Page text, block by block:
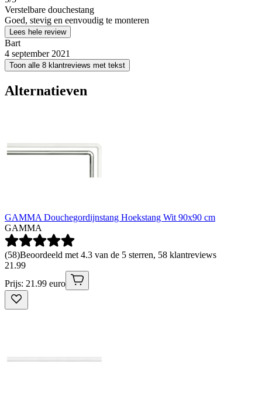
Verstelbare douchestang
Goed, stevig en eenvoudig te monteren
Lees hele review
Bart
4 september 2021
Toon alle 8 klantreviews met tekst
Alternatieven
GAMMA Douchegordijnstang Hoekstang Wit 90x90 cm
GAMMA
(58)Beoordeeld met 4.3 van de 5 sterren, 58 klantreviews
21 .99
Prijs: 21.99 euro